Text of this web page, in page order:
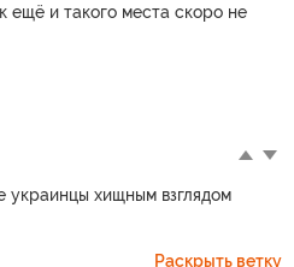
ещё и такого места скоро не
украинцы хищным взглядом
Раскрыть ветку